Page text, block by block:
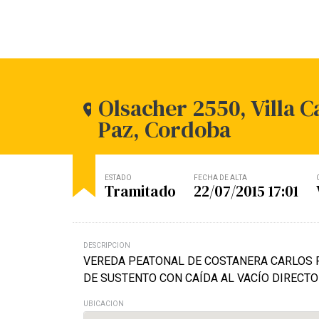
Olsacher 2550, Villa
Paz, Cordoba
ESTADO
Tramitado
FECHA DE ALTA
22/07/2015 17:01
DESCRIPCION
VEREDA PEATONAL DE COSTANERA
DE SUSTENTO CON CAÍDA AL VACÍO
UBICACION